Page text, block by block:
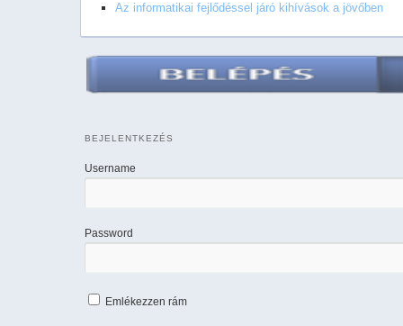
Az informatikai fejlődéssel járó kihívások a jövőben
BEJELENTKEZÉS
Username
Password
Emlékezzen rám